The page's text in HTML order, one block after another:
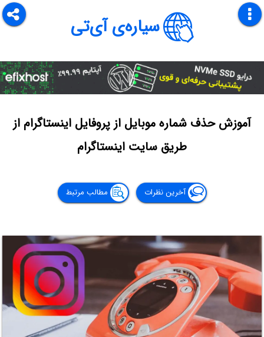
سیاره‌ی آی‌تی
آموزش حذف شماره موبایل از پروفایل اینستاگرام از
طریق سایت اینستاگرام
آخرین نظرات مطالب مرتبط